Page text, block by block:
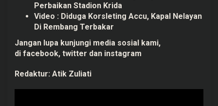
Perbaikan Stadion Krida
Video : Diduga Korsleting Accu, Kapal Nelayan
Di Rembang Terbakar
Jangan lupa kunjungi media sosial kami,
di facebook, twitter dan instagram
Redaktur: Atik Zuliati